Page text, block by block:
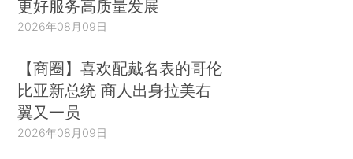
更好服务高质量发展
2026年08月09日
【商圈】喜欢配戴名表的哥伦
比亚新总统 商人出身拉美右
翼又一员
2026年08月09日